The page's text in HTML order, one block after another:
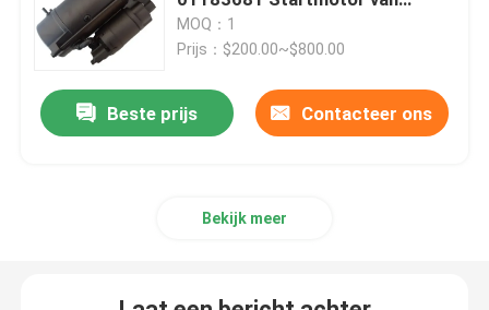
CAT Spare Parts
Motorreservedelen
BF6M1013 Deutz
MOQ：1
Prijs：$200.00~$800.00
Beste prijs Contacteer ons
Bekijk meer